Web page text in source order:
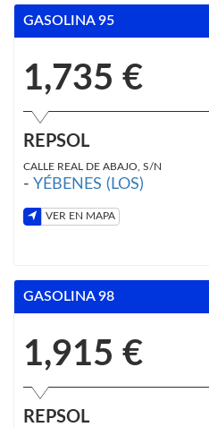
GASOLINA 95
1,735 €
REPSOL
CALLE REAL DE ABAJO, S/N
- YÉBENES (LOS)
VER EN MAPA
GASOLINA 98
1,915 €
REPSOL